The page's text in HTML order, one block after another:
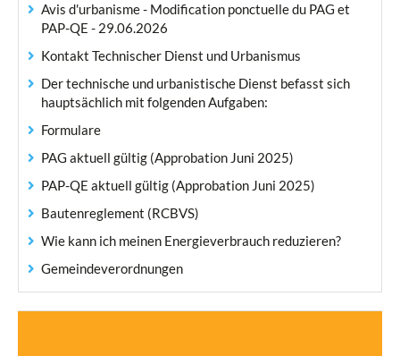
Finanzabteilung
Technischer Dienst
Service des régies
Service Écologique
Senioren
Sozialdienste
Avis d'urbanisme - Modification ponctuelle du PAG et
PAP-QE - 29.06.2026
Kontakt Technischer Dienst und Urbanismus
Der technische und urbanistische Dienst befasst sich
hauptsächlich mit folgenden Aufgaben:
Formulare
PAG aktuell gültig (Approbation Juni 2025)
PAP-QE aktuell gültig (Approbation Juni 2025)
Bautenreglement (RCBVS)
Wie kann ich meinen Energieverbrauch reduzieren?
Gemeindeverordnungen